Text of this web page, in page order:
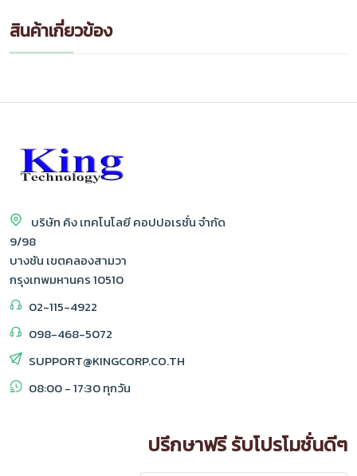
สินค้าเกี่ยวข้อง
บริษัท คิง เทคโนโลยี คอปปอเรชั่น จำกัด
9/98
บางชัน เขตคลองสามวา
กรุงเทพมหานคร 10510
02-115-4922
098-468-5072
SUPPORT@KINGCORP.CO.TH
08:00 - 17:30 ทุกวัน
ปรึกษาฟรี รับโปรโมชั่นดีๆ